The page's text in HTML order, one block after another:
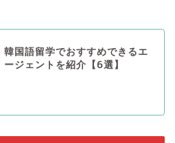
韓国語留学でおすすめできるエ
ージェントを紹介【6選】